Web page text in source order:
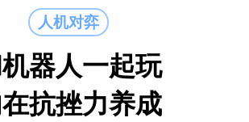
人机对弈
器人一起玩
抗挫力养成